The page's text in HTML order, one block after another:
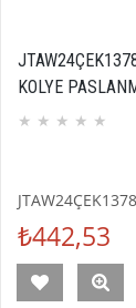
KOLYE
GURMET
★ ★ ★ ★ ★
JTAW24ÇEK1378
₺442,53